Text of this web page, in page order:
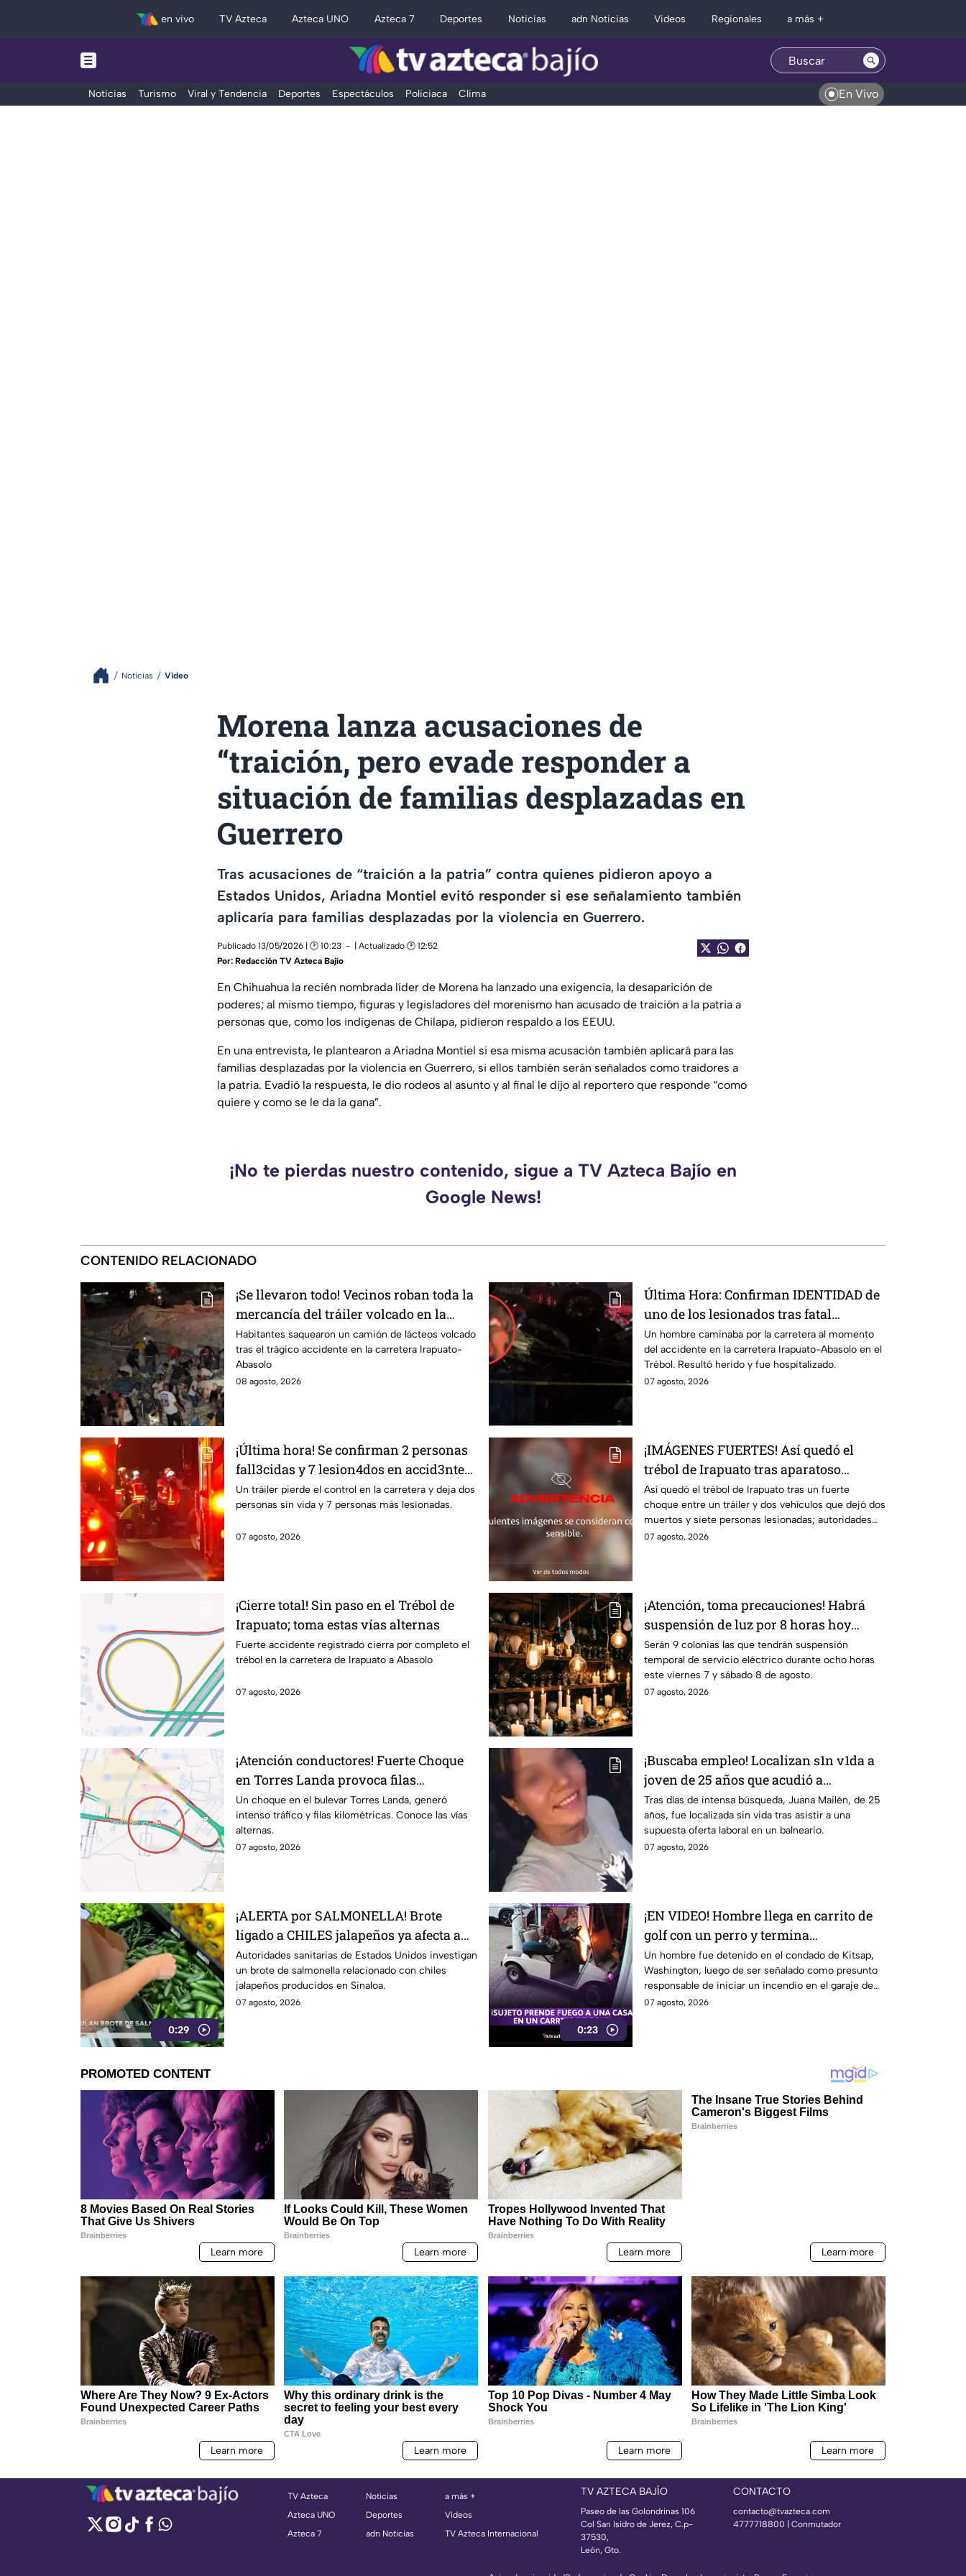
en vivo TV Azteca Azteca UNO Azteca 7 Deportes Noticias adn Noticias Videos Regionales a más +
Noticias Turismo Viral y Tendencia Deportes Espectáculos Policiaca Clima En Vivo
Noticias Video
Morena lanza acusaciones de
“traición, pero evade responder a
situación de familias desplazadas en
Guerrero
Tras acusaciones de “traición a la patria” contra quienes pidieron apoyo a
Estados Unidos, Ariadna Montiel evitó responder si ese señalamiento también
aplicaría para familias desplazadas por la violencia en Guerrero.
Publicado 13/05/2026 | 🕑 10:23
| Actualizado 🕑 12:52
Por: Redacción TV Azteca Bajío
En Chihuahua la recién nombrada líder de Morena ha lanzado una exigencia, la desaparición de
poderes; al mismo tiempo, figuras y legisladores del morenismo han acusado de traición a la patria a
personas que, como los indígenas de Chilapa, pidieron respaldo a los EEUU.
En una entrevista, le plantearon a Ariadna Montiel si esa misma acusación también aplicará para las
familias desplazadas por la violencia en Guerrero, si ellos también serán señalados como traidores a
la patria. Evadió la respuesta, le dio rodeos al asunto y al final le dijo al reportero que responde “como
quiere y como se le da la gana”.
¡No te pierdas nuestro contenido, sigue a TV Azteca Bajío en
Google News!
CONTENIDO RELACIONADO
¡Se llevaron todo! Vecinos roban toda la
mercancía del tráiler volcado en la
carretera de Irapuato
Habitantes saquearon un camión de lácteos volcado
tras el trágico accidente en la carretera Irapuato-
Abasolo
08 agosto, 2026
Última Hora: Confirman IDENTIDAD de
uno de los lesionados tras fatal
accid3nte en Irapuato
Un hombre caminaba por la carretera al momento
del accidente en la carretera Irapuato-Abasolo en el
Trébol. Resultó herido y fue hospitalizado.
07 agosto, 2026
¡Última hora! Se confirman 2 personas
fall3cidas y 7 lesion4dos en accid3nte
carretero en Irapuato; esto se sabe
Un tráiler pierde el control en la carretera y deja dos
personas sin vida y 7 personas más lesionadas.
07 agosto, 2026
¡IMÁGENES FUERTES! Así quedó el
trébol de Irapuato tras aparatoso
choque; hay mu3rtos y lesionados
Así quedó el trébol de Irapuato tras un fuerte
choque entre un tráiler y dos vehículos que dejó dos
muertos y siete personas lesionadas; autoridades
siguen en la zona
07 agosto, 2026
¡Cierre total! Sin paso en el Trébol de
Irapuato; toma estas vías alternas
Fuerte accidente registrado cierra por completo el
trébol en la carretera de Irapuato a Abasolo
07 agosto, 2026
¡Atención, toma precauciones! Habrá
suspensión de luz por 8 horas hoy
viernes 7 y mañana sábado 8 de agosto
en 9 sitios
Serán 9 colonias las que tendrán suspensión
temporal de servicio eléctrico durante ocho horas
este viernes 7 y sábado 8 de agosto.
07 agosto, 2026
¡Atención conductores! Fuerte Choque
en Torres Landa provoca filas
kilométricas a esta altura
Un choque en el bulevar Torres Landa, generó
intenso tráfico y filas kilométricas. Conoce las vías
alternas.
07 agosto, 2026
¡Buscaba empleo! Localizan s1n v1da a
joven de 25 años que acudió a
entrevista de trabajo falsa
Tras días de intensa búsqueda, Juana Mailén, de 25
años, fue localizada sin vida tras asistir a una
supuesta oferta laboral en un balneario.
07 agosto, 2026
0:29
¡ALERTA por SALMONELLA! Brote
ligado a CHILES jalapeños ya afecta a
27 estados
Autoridades sanitarias de Estados Unidos investigan
un brote de salmonella relacionado con chiles
jalapeños producidos en Sinaloa.
07 agosto, 2026
0:23
¡EN VIDEO! Hombre llega en carrito de
golf con un perro y termina
DESATANDO inc3ndio en una casa
Un hombre fue detenido en el condado de Kitsap,
Washington, luego de ser señalado como presunto
responsable de iniciar un incendio en el garaje de
una vivienda.
07 agosto, 2026
TV Azteca
Azteca UNO
Azteca 7
Noticias
Deportes
adn Noticias
a más +
Videos
TV Azteca Internacional
TV AZTECA BAJÍO
Paseo de las Golondrinas 106
Col San Isidro de Jerez, C.p-
37530,
León, Gto.
CONTACTO
contacto@tvazteca.com
4777718800 | Conmutador